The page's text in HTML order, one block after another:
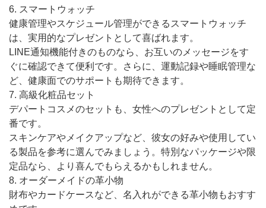
6. スマートウォッチ
健康管理やスケジュール管理ができるスマートウォッチ
は、実用的なプレゼントとして喜ばれます。
LINE通知機能付きのものなら、お互いのメッセージをす
ぐに確認できて便利です。さらに、運動記録や睡眠管理な
ど、健康面でのサポートも期待できます。
7. 高級化粧品セット
デパートコスメのセットも、女性へのプレゼントとして定
番です。
スキンケアやメイクアップなど、彼女の好みや使用してい
る製品を参考に選んでみましょう。特別なパッケージや限
定品なら、より喜んでもらえるかもしれません。
8. オーダーメイドの革小物
財布やカードケースなど、名入れができる革小物もおすす